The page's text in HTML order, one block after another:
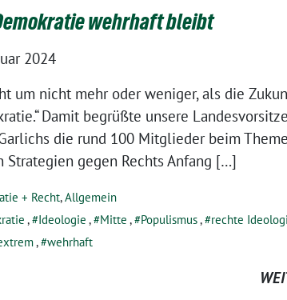
wehrhaft bleibt
2024
um nicht mehr oder weniger, als die
Damit begrüßte unsere
die rund 100 Mitglieder beim
Strategien gegen Rechts Anfang […]
+ Recht,Allgemein
, Ideologie , Mitte , Populismus, rechte
, wehrhaft